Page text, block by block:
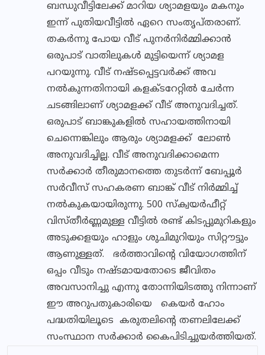
ബന്ധുവീട്ടിലേക്ക് മാറിയ ശ്യാമളയും മകനും
ഇന്ന് പുതിയവീട്ടില്‍ ഏറെ സംതൃപ്തരാണ്.
തകര്‍ന്നു പോയ വീട് പുനര്‍നിര്‍മ്മിക്കാന്‍
ഒരുപാട് വാതിലുകള്‍ മുട്ടിയെന്ന് ശ്യാമള
പറയുന്നു. വീട് നഷ്ടപ്പെട്ടവര്‍ക്ക് അവ
നല്‍കുന്നതിനായി കളക്ടറേറ്റില്‍ ചേര്‍ന്ന
ചടങ്ങിലാണ് ശ്യാമളക്ക് വീട് അനുവദിച്ചത്.
ഒരുപാട് ബാങ്കുകളില്‍ സഹായത്തിനായി
ചെന്നെങ്കിലും ആരും ശ്യാമളക്ക് ലോണ്‍
അനുവദിച്ചില്ല. വീട് അനുവദിക്കാമെന്ന
സര്‍ക്കാര്‍ തീരുമാനത്തെ തുടര്‍ന്ന് ബേപ്പൂര്‍
സര്‍വീസ് സഹകരണ ബാങ്ക് വീട് നിര്‍മ്മിച്ച്
നല്‍കുകയായിരുന്നു. 500 സ്‌ക്വയര്‍ഫീറ്റ്
വിസ്തീര്‍ണ്ണമുള്ള വീട്ടില്‍ രണ്ട് കിടപ്പുമുറികളും
അടുക്കളയും ഹാളും ശുചിമുറിയും സിറ്റൗട്ടും
ആണുള്ളത്. ഭര്‍ത്താവിന്റെ വിയോഗത്തിന്
ഒപ്പം വീടും നഷ്ടമായതോടെ ജീവിതം
അവസാനിച്ചു എന്നു തോന്നിയിടത്തു നിന്നാണ്
ഈ അറുപതുകാരിയെ കെയര്‍ ഹോം
പദ്ധതിയിലൂടെ കരുതലിന്റെ തണലിലേക്ക്
സംസ്ഥാന സര്‍ക്കാര്‍ കൈപിടിച്ചുയര്‍ത്തിയത്.